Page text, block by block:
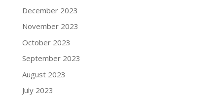
December 2023
November 2023
October 2023
September 2023
August 2023
July 2023